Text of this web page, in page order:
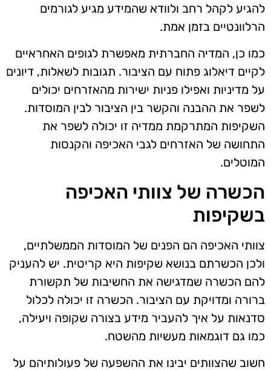
להגיע לקהל רחב ולוודא שהמידע מגיע לגורמים
הרלוונטיים בזמן אמת.
כמו כן, המדיה החברתית מאפשרת לגופים האחראיים
לקיים דיאלוג פתוח עם הציבור. תגובות לשאלות, דיונים
על מדיניות ואפילו פניות ישירות מהאזרחים יכולים
לשפר את ההבנה והקשר בין הציבור לבין המוסדות.
השקיפות המתרקמת ממדיה זו יכולה לשפר את
התחושה של האזרחים לגבי האכיפה והקנסות
המוטלים.
הכשרה של צוותי האכיפה
בשקיפות
צוותי האכיפה הם הפנים של המוסדות הממשלתיים,
ולכן הכשרתם בנושא שקיפות היא קריטית. יש להעניק
להם הכשרה שמדגישה את החשיבות של תקשורת
ברורה ומדויקת עם הציבור. הכשרה זו יכולה לכלול
סדנאות על איך להעביר מידע בצורה שקופה ויעילה,
כמו גם דוגמאות מעשיות מהשטח.
חשוב שהצוותים יבינו את ההשפעה של פעולותיהם על